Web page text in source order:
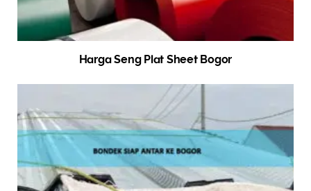
Harga Seng Plat Sheet Bogor